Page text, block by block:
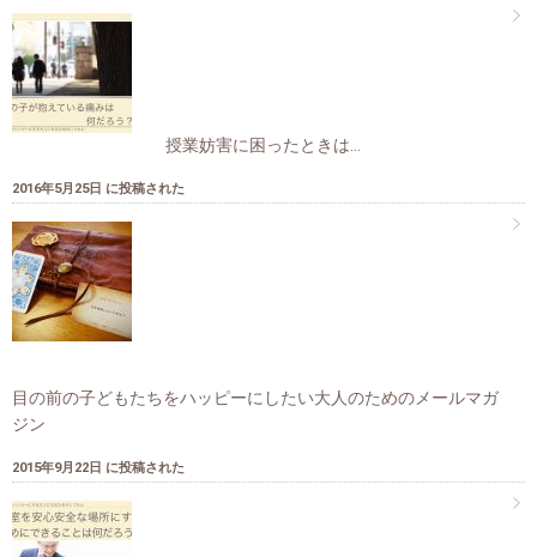
授業妨害に困ったときは…
2016年5月25日 に投稿された
目の前の子どもたちをハッピーにしたい大人のためのメールマガ
ジン
2015年9月22日 に投稿された